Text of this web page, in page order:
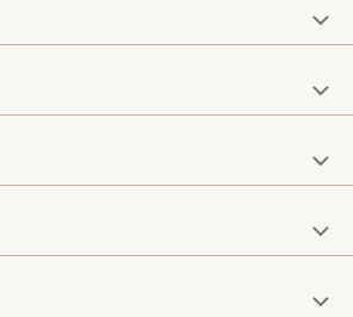
ト還元いたします。
規品となります。
しましては、責任を持って対応させてい
換も可能です。
日発送
送料無料となります。